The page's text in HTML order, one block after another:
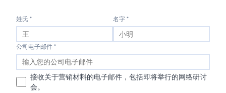
姓氏 * 名字 *
公司电子邮件 *
接收关于营销材料的电子邮件，包括即将举行的网络研讨
会。